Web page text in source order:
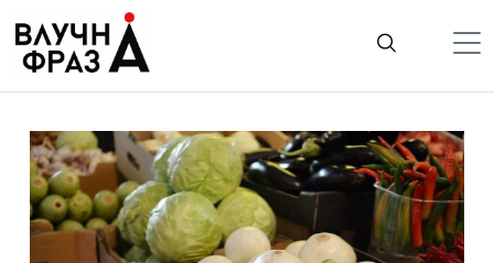
содержимому
Гроші
Життя
Лайфстайл